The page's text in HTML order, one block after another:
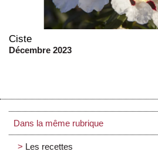
Ciste
Décembre 2023
Dans la même rubrique
Les recettes